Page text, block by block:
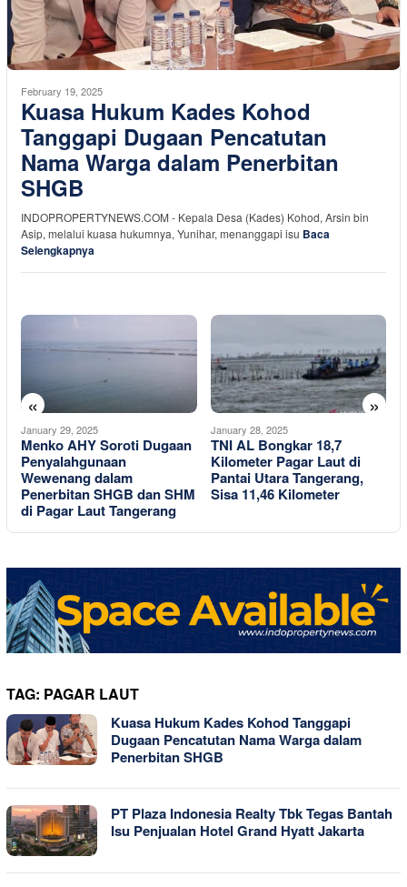
February 19, 2025
Kuasa Hukum Kades Kohod
Tanggapi Dugaan Pencatutan
Nama Warga dalam Penerbitan
SHGB
INDOPROPERTYNEWS.COM - Kepala Desa (Kades) Kohod, Arsin bin
Asip, melalui kuasa hukumnya, Yunihar, menanggapi isu Baca
Selengkapnya
« »
January 29, 2025
Menko AHY Soroti Dugaan
Penyalahgunaan
Wewenang dalam
Penerbitan SHGB dan SHM
di Pagar Laut Tangerang
January 28, 2025
TNI AL Bongkar 18,7
Kilometer Pagar Laut di
Pantai Utara Tangerang,
Sisa 11,46 Kilometer
TAG: PAGAR LAUT
Kuasa Hukum Kades Kohod Tanggapi
Dugaan Pencatutan Nama Warga dalam
Penerbitan SHGB
PT Plaza Indonesia Realty Tbk Tegas Bantah
Isu Penjualan Hotel Grand Hyatt Jakarta